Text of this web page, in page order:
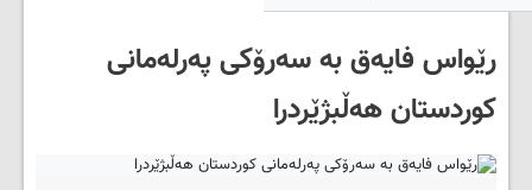
رێواس فایه‌ق به‌ سه‌رۆكی په‌رله‌مانی
كوردستان هه‌ڵبژێردرا